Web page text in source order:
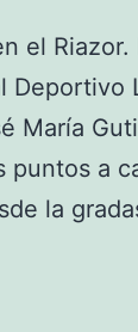
el
Deportivo
María
a
la